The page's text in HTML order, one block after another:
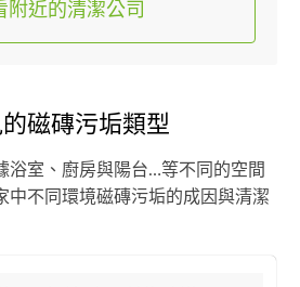
附近的清潔公司
磁磚污垢類型
浴室、廚房與陽台…等不同的空間
中不同環境磁磚污垢的成因與清潔